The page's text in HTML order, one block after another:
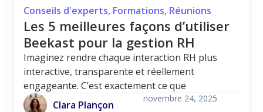
Conseils d'experts, Formations, Réunions
Les 5 meilleures façons d’utiliser
Beekast pour la gestion RH
Imaginez rendre chaque interaction RH plus
interactive, transparente et réellement
engageante. C’est exactement ce que
Clara Plançon
novembre 24, 2025